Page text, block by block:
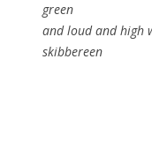
green
and loud and high
skibbereen